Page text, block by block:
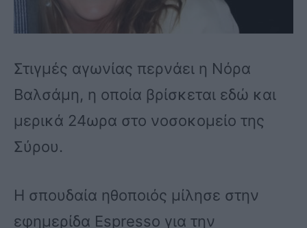
Στιγμές αγωνίας περνάει η Νόρα
Βαλσάμη, η οποία βρίσκεται εδώ και
μερικά 24ωρα στο νοσοκομείο της
Σύρου.
Η σπουδαία ηθοποιός μίλησε στην
εφημερίδα Espresso για την